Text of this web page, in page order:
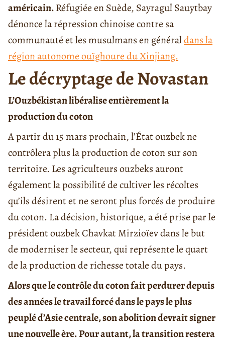
américain.Réfugiée en Suède, Sayragul Sauytbay
dénonce la répression chinoise contre sa
communauté et les musulmans en généraldans la
région autonome ouïghoure du Xinjiang.
Le décryptage de Novastan
L’Ouzbékistan libéralise entièrement la
production du coton
A partir du 15 mars prochain, l’État ouzbek ne
contrôlera plus la production de coton sur son
territoire. Les agriculteurs ouzbeks auront
également la possibilité de cultiver les récoltes
qu’ils désirent et ne seront plus forcés de produire
du coton. La décision, historique, a été prise par le
président ouzbek Chavkat Mirzioïev dans le but
de moderniser le secteur, qui représente le quart
de la production de richesse totale du pays.
Alors que le contrôle du coton fait perdurer depuis
des années le travail forcé dans le pays le plus
peuplé d’Asie centrale, son abolition devrait signer
une nouvelle ère. Pour autant, la transition restera